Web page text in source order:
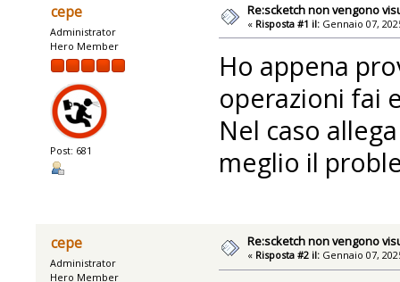
cepe
Administrator
Hero Member
Post: 681
Re:scketch non vengono
« Risposta #1 il: Gennaio 07,
Ho appena
operazioni fai
Nel caso
meglio il
cepe
Administrator
Hero Member
Re:scketch non vengono
« Risposta #2 il: Gennaio 07,